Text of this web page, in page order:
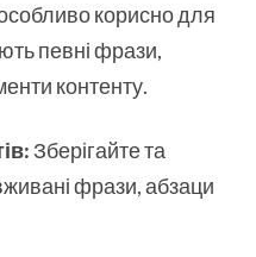
корисно для
певні фрази,
контенту.
Зберігайте та
фрази, абзаци